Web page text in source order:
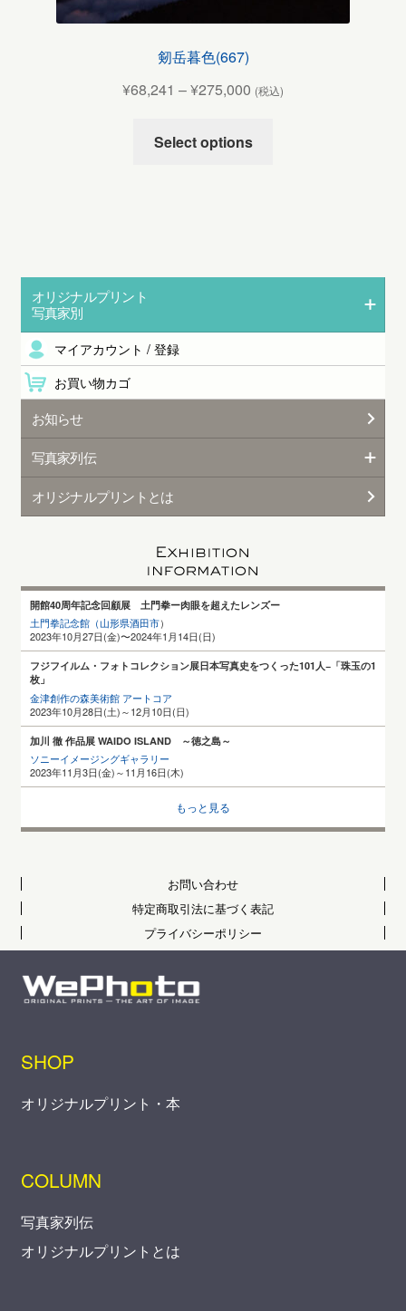
剱岳暮色(667)
¥68,241 –¥275,000 (税込)
Select options
オリジナルプリント
写真家別
マイアカウント / 登録
お買い物カゴ
お知らせ
写真家列伝
オリジナルプリントとは
開館40周年記念回顧展 土門拳ー肉眼を超えたレンズー
土門拳記念館（山形県酒田市）
2023年10月27日(金)〜2024年1月14日(日)
フジフイルム・フォトコレクション展日本写真史をつくった101人−「珠玉の1
枚」
金津創作の森美術館 アートコア
2023年10月28日(土)～12月10日(日)
加川 徹 作品展 WAIDO ISLAND ～徳之島～
ソニーイメージングギャラリー
2023年11月3日(金)～11月16日(木)
もっと見る
お問い合わせ
特定商取引法に基づく表記
プライバシーポリシー
SHOP
オリジナルプリント・本
COLUMN
写真家列伝
オリジナルプリントとは